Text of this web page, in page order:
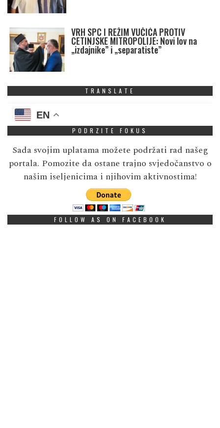
VRH SPC I REŽIM VUČIĆA PROTIV
CETINJSKE MITROPOLIJE: Novi lov na
„izdajnike” i „separatiste”
TRANSLATE
EN
PODRZITE FOKUS
Sada svojim uplatama možete podržati rad našeg
portala. Pomozite da ostane trajno svjedočanstvo o
našim iseljenicima i njihovim aktivnostima!
FOLLOW AS ON FACEBOOK